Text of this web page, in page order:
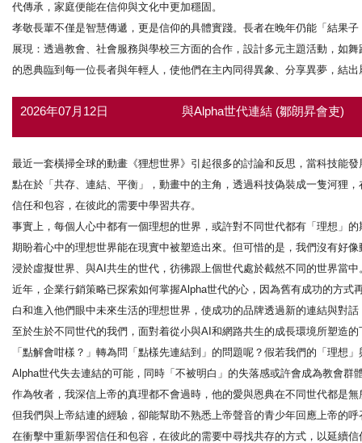
代傳承，家庭便能在信仰與文化中更加穩固。
孝敬長輩不僅是智慧傳遞，更是信仰的具體實踐。長者在晚年仍能「結果
展現：透過教會、社會服務與學校三方面的合作，設計多元主題活動，如
的恩典臨到每一位長者與年輕人，使他們在主內同得異象、分享異夢，結
2026年07月12日 與Alpha世代連結 (鄒朗昇會吏)
最近一套橫掃全球的動畫《狸想世界》引起很多的討論和反思，當科技能
點在於「共存、連結、平衡」，動畫中的主角，透過科技偽裝成一隻河狸
信任和包容，在彼此的需要中學習共存。
事實上，每個人心中都有一個理想的世界，或許對不同世代都有「理想
期盼着心中的理想世界能在現實中被塑造出來。但可惜的是，我們沒有好
浸於虛擬世界、與AI共生的世代，彷彿跟上個世代處於截然不同的世界當中
近年，企業行銷策略已探索如何掌握Alpha世代的心，因為舊有成功的方
白和進入他們眼中未來生活的理想世界，使成功的品牌透過新的連結與對
至於生於不同世代的我們，面對着從小與AI和網路共生的成長環境所塑造
「點解會咁樣？」轉為問「點樣先連結到」的問題呢？假若我們的「理想
Alpha世代失去連結的可能，同時「不被明白」的失落感或許會成為教會群
作為牧者，我深信上帝的真理都不會過時，他的愛與恩典在不同世代都是
但我們與上帝結連的經驗，卻能幫助不熟悉上帝聲音的青少年回應上帝的
在衝擊中重新學習信任和包容，在彼此的需要中尋找共存的方式，以延續